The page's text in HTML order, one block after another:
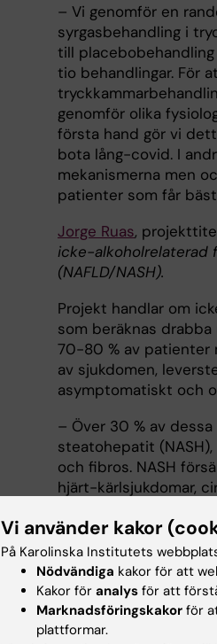
– Vi genomför en
syrgasbehandling i
till
tio behandlingar. För
genomför olika
första hand gör vi
bota lång-covid. I
mekanismerna men
patienter som får
Jorge Ruas,
icke-
(NAFLD/NASH).
Projekt handlar om
som beräknas
70-80 % av patienter
av sjukdomen,
asymptomatiskt och
– Över 30 % av
steatohepatit
och fibros. NASH
hjärt-kärlsjukdomar,
finns det inga
biomarkörer för
mekanismerna bakom
diagnostik och
förväntar oss att våra
av NAFLD/NASH-
Vi använder kakor
På Karolinska Institutets
Nödvändiga kakor för att
Kakor för analys för att
Marknadsföringskakor för
plattformar.